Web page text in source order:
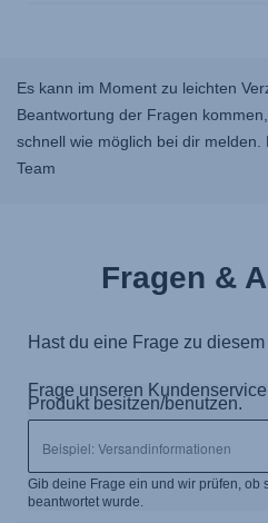
Es kann im Moment zu leichten
Beantwortung der Fragen
schnell wie möglich bei dir
Team
Fragen &